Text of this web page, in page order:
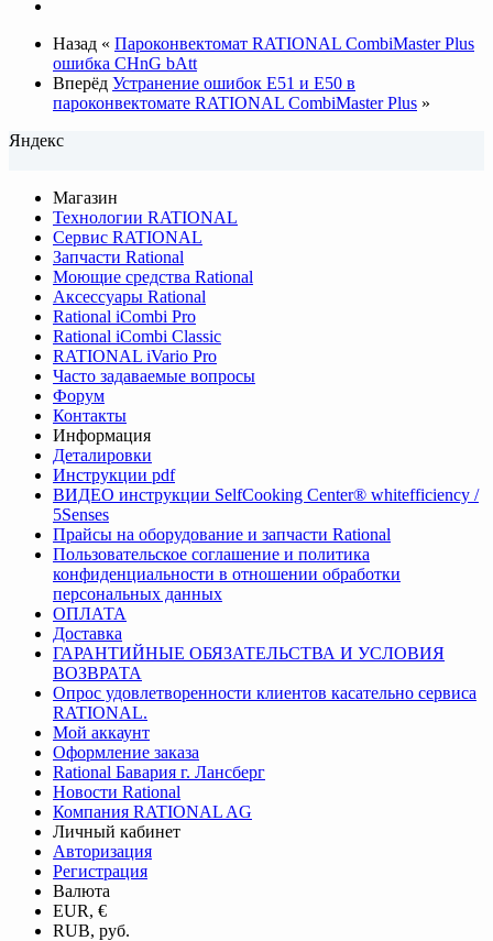
Назад « Пароконвектомат RATIONAL CombiMaster Plus
ошибка CHnG bAtt
Вперёд Устранение ошибок E51 и E50 в
пароконвектомате RATIONAL CombiMaster Plus »
Яндекс
Магазин
Технологии RATIONAL
Сервис RATIONAL
Запчасти Rational
Моющие средства Rational
Аксессуары Rational
Rational iCombi Pro
Rational iCombi Classic
RATIONAL iVario Pro
Часто задаваемые вопросы
Форум
Контакты
Информация
Деталировки
Инструкции pdf
ВИДЕО инструкции SelfCooking Center® whitefficiency /
5Senses
Прайсы на оборудование и запчасти Rational
Пользовательское соглашение и политика
конфиденциальности в отношении обработки
персональных данных
ОПЛАТА
Доставка
ГАРАНТИЙНЫЕ ОБЯЗАТЕЛЬСТВА И УСЛОВИЯ
ВОЗВРАТА
Опрос удовлетворенности клиентов касательно сервиса
RATIONAL.
Мой аккаунт
Оформление заказа
Rational Бавария г. Лансберг
Новости Rational
Компания RATIONAL AG
Личный кабинет
Авторизация
Регистрация
Валюта
EUR, €
RUB, руб.